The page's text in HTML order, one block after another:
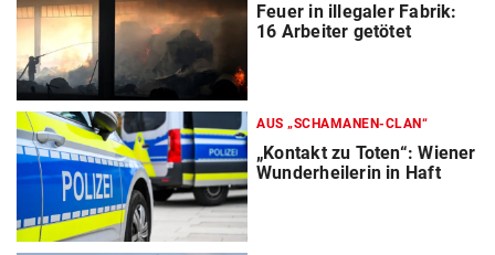
Feuer in illegaler Fabrik:
16 Arbeiter getötet
AUS „SCHAMANEN-CLAN“
„Kontakt zu Toten“: Wiener
Wunderheilerin in Haft